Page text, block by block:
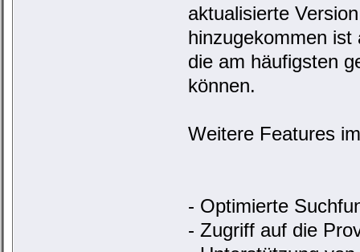
aktualisierte
hinzugekommen
die am häufigsten
können.
Weitere Features
- Optimierte
- Zugriff auf die